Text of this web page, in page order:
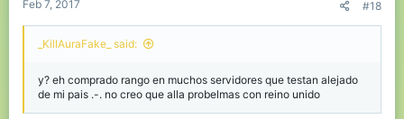
Feb 7, 2017 #18
_KillAuraFake_ said:
y? eh comprado rango en muchos servidores que testan alejado
de mi pais .-. no creo que alla probelmas con reino unido